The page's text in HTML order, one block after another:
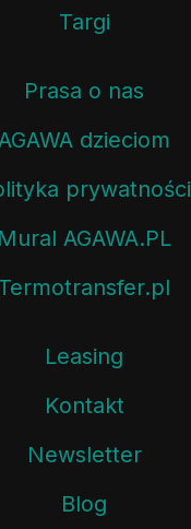
Targi
Prasa o nas
AGAWA dzieciom
prywatności
Mural AGAWA.PL
Termotransfer.pl
Leasing
Kontakt
Newsletter
Blog